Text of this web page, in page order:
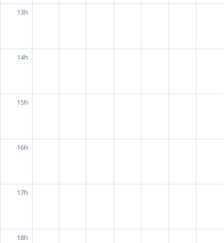
13h
14h
15h
16h
17h
18h